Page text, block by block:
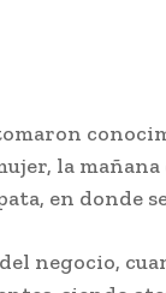
la mañana
en donde
negocio,